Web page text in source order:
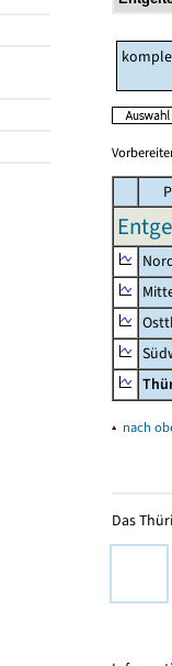
▴ nach
Das